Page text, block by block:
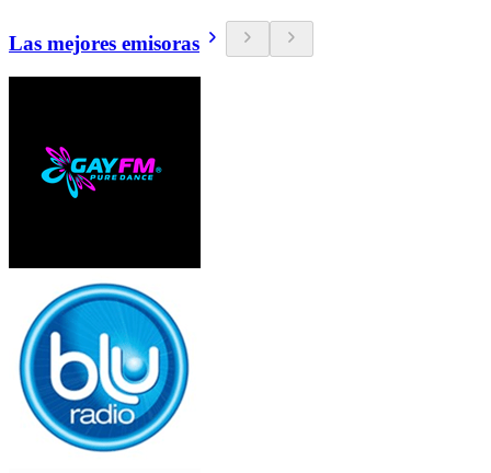
Las mejores emisoras